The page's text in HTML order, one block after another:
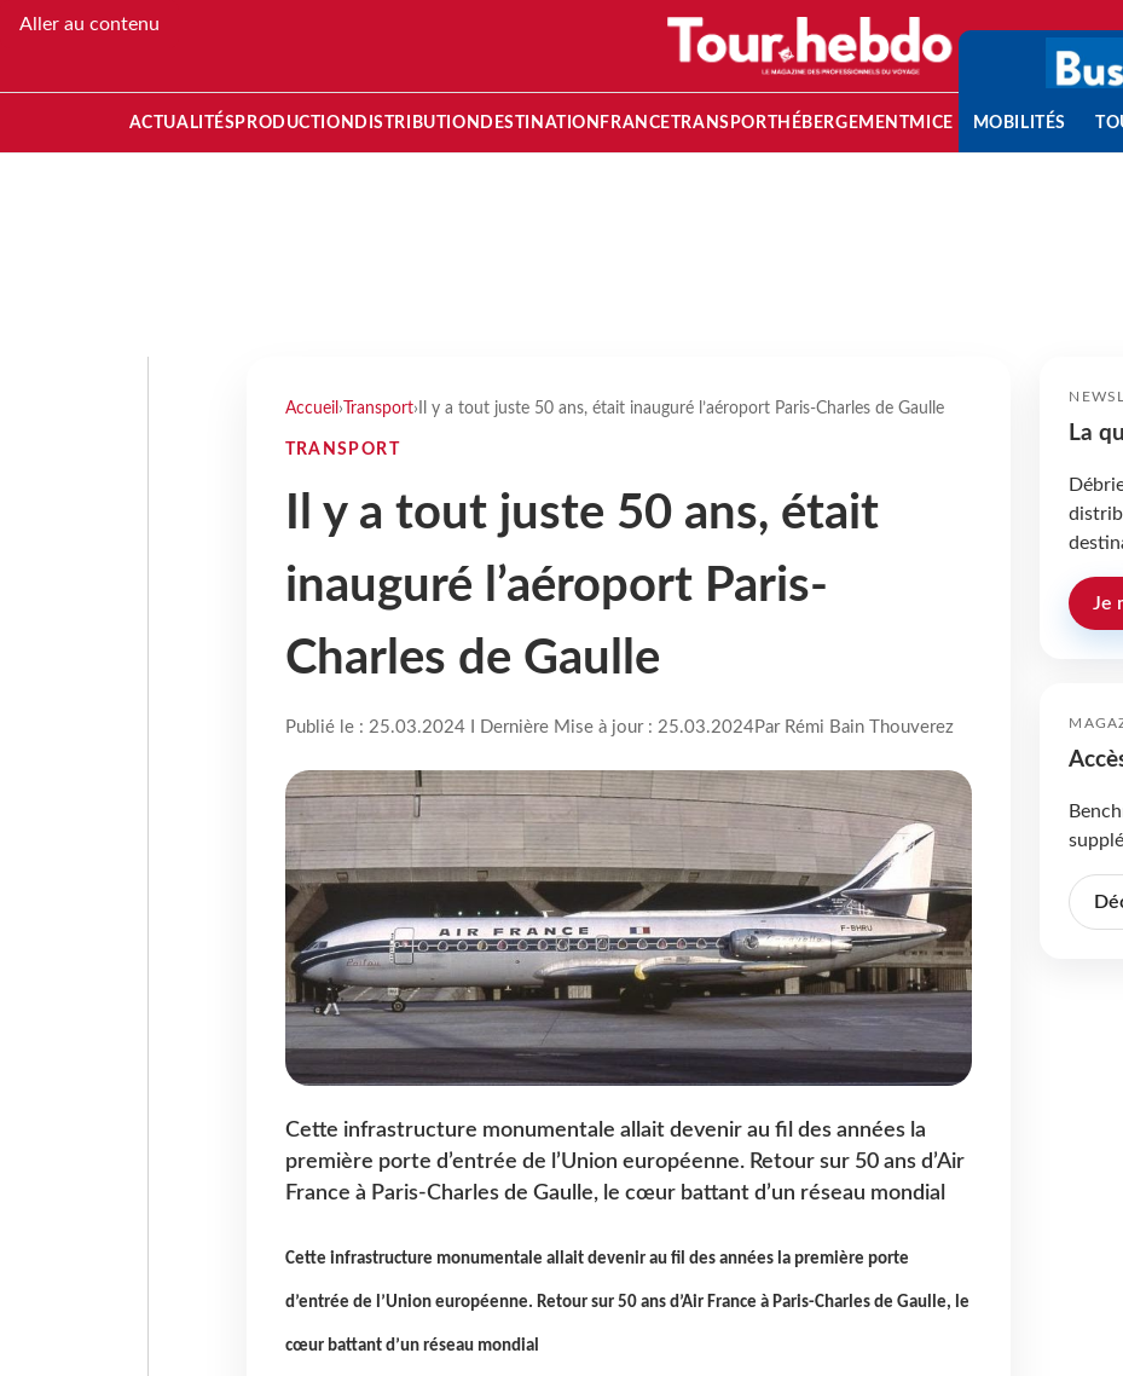
Aller au contenu
ACTUALITÉS PRODUCTION DISTRIBUTION DESTINATION FRANCETRANSPORT HÉBERGEMENTMICE MOBILITÉS
Accueil › Transport› Il y a tout juste 50 ans, était inauguré l’aéroport Paris-Charles de Gaulle
TRANSPORT
Il y a tout juste 50 ans, était
inauguré l’aéroport Paris-
Charles de Gaulle
Publié le : 25.03.2024 I Dernière Mise à jour : 25.03.2024Par Rémi Bain Thouverez
Cette infrastructure monumentale allait devenir au fil des années la
première porte d’entrée de l’Union européenne. Retour sur 50 ans d’Air
France à Paris-Charles de Gaulle, le cœur battant d’un réseau mondial
Cette infrastructure monumentale allait devenir au fil des années la première porte
d’entrée de l’Union européenne. Retour sur 50 ans d’Air France à Paris-Charles de Gaulle, le
cœur battant d’un réseau mondial
La
Je